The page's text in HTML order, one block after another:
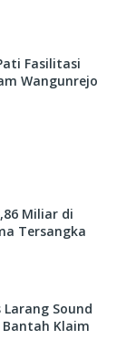
Fasilitasi
Wangunrejo
Miliar di
Tersangka
Sound
Klaim